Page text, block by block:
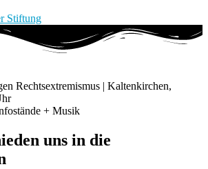
Rechtsextremismus | Kaltenkirchen,
+ Musik
uns in die